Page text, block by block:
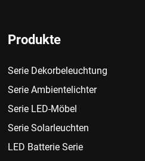
Produkte
Serie Dekorbeleuchtung
Serie Ambientelichter
Serie LED-Möbel
Serie Solarleuchten
LED Batterie Serie